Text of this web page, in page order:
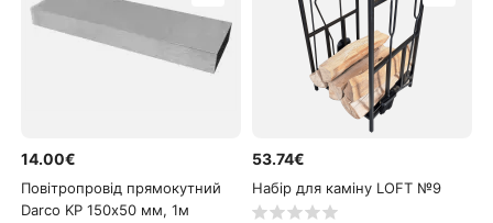
14.00€
Повітропровід прямокутний
Darco KP 150х50 мм, 1м
53.74€
Набір для каміну LOFT №9